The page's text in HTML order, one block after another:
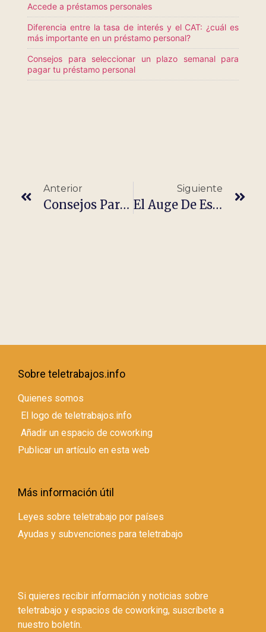
Accede a préstamos personales
Diferencia entre la tasa de interés y el CAT: ¿cuál es
más importante en un préstamo personal?
Consejos para seleccionar un plazo semanal para
pagar tu préstamo personal
Anterior
Consejos Para Realizar Una Reunión Online Con Éxito
Siguiente
El Auge De España En El Teletrabajo: El Ecosistema Startup
Sobre teletrabajos.info
Quienes somos
El logo de teletrabajos.info
Añadir un espacio de coworking
Publicar un artículo en esta web
Más información útil
Leyes sobre teletrabajo por países
Ayudas y subvenciones para teletrabajo
Si quieres recibir información y noticias sobre
teletrabajo y espacios de coworking, suscríbete a
nuestro boletín.